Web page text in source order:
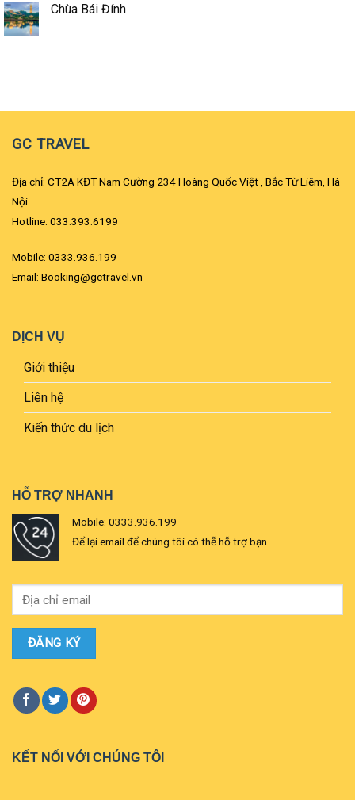
Chùa Bái Đính
GC TRAVEL
Địa chỉ: CT2A KĐT Nam Cường 234 Hoàng Quốc Việt , Bắc Từ Liêm, Hà
Nội
Hotline: 033.393.6199
Mobile: 0333.936.199
Email: Booking@gctravel.vn
DỊCH VỤ
Giới thiệu
Liên hệ
Kiến thức du lịch
HỖ TRỢ NHANH
Mobile: 0333.936.199
Để lại email để chúng tôi có thễ hỗ trợ bạn
KẾT NỐI VỚI CHÚNG TÔI